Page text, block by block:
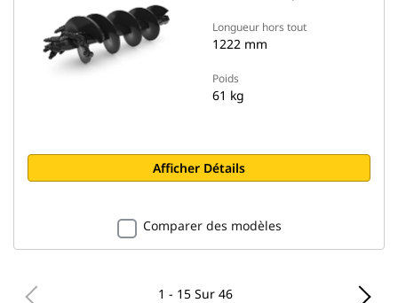
Longueur hors tout
1222 mm
Poids
61 kg
Afficher Détails
Comparer des modèles
1 - 15 Sur 46